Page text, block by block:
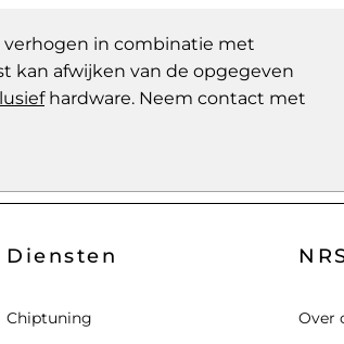
verhogen in combinatie met
kan afwijken van de opgegeven
hardware. Neem contact met
Diensten
Chiptuning
Over